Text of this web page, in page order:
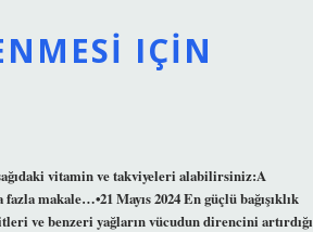
IÇIN
vitamin ve takviyeleri alabilirsiniz:A
makale…•21 Mayıs 2024 En güçlü bağışıklık
ve benzeri yağların vücudun direncini artırdığı